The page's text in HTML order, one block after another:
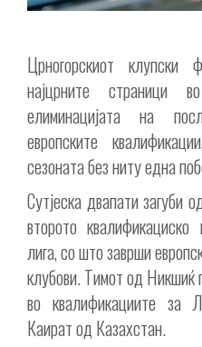
Црногорскиот
најцрните страници
елиминацијата на
европските
сезоната без ниту една
Сутјеска двапати загуби
второто
лига, со што заврши
клубови. Тимот од
во квалификациите за
Каират од Казахстан.